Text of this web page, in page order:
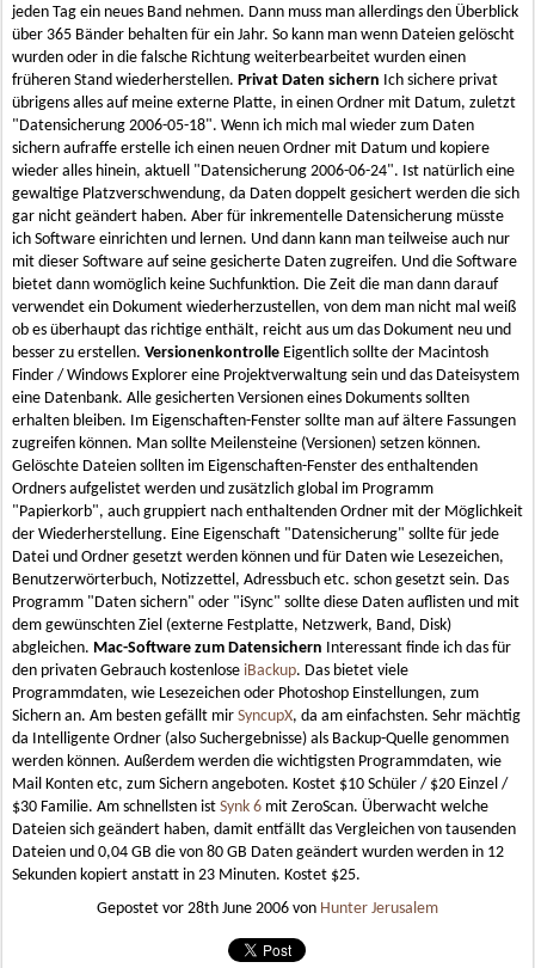
jeden Tag ein neues Band nehmen. Dann muss man allerdings den Überblick
über 365 Bänder behalten für ein Jahr. So kann man wenn Dateien gelöscht
wurden oder in die falsche Richtung weiterbearbeitet wurden einen
früheren Stand wiederherstellen. Privat Daten sichern Ich sichere privat
übrigens alles auf meine externe Platte, in einen Ordner mit Datum, zuletzt
"Datensicherung 2006-05-18". Wenn ich mich mal wieder zum Daten
sichern aufraffe erstelle ich einen neuen Ordner mit Datum und kopiere
wieder alles hinein, aktuell "Datensicherung 2006-06-24". Ist natürlich eine
gewaltige Platzverschwendung, da Daten doppelt gesichert werden die sich
gar nicht geändert haben. Aber für inkrementelle Datensicherung müsste
ich Software einrichten und lernen. Und dann kann man teilweise auch nur
mit dieser Software auf seine gesicherte Daten zugreifen. Und die Software
bietet dann womöglich keine Suchfunktion. Die Zeit die man dann darauf
verwendet ein Dokument wiederherzustellen, von dem man nicht mal weiß
ob es überhaupt das richtige enthält, reicht aus um das Dokument neu und
besser zu erstellen. Versionenkontrolle Eigentlich sollte der Macintosh
Finder / Windows Explorer eine Projektverwaltung sein und das Dateisystem
eine Datenbank. Alle gesicherten Versionen eines Dokuments sollten
erhalten bleiben. Im Eigenschaften-Fenster sollte man auf ältere Fassungen
zugreifen können. Man sollte Meilensteine (Versionen) setzen können.
Gelöschte Dateien sollten im Eigenschaften-Fenster des enthaltenden
Ordners aufgelistet werden und zusätzlich global im Programm
"Papierkorb", auch gruppiert nach enthaltenden Ordner mit der Möglichkeit
der Wiederherstellung. Eine Eigenschaft "Datensicherung" sollte für jede
Datei und Ordner gesetzt werden können und für Daten wie Lesezeichen,
Benutzerwörterbuch, Notizzettel, Adressbuch etc. schon gesetzt sein. Das
Programm "Daten sichern" oder "iSync" sollte diese Daten auflisten und mit
dem gewünschten Ziel (externe Festplatte, Netzwerk, Band, Disk)
abgleichen. Mac-Software zum Datensichern Interessant finde ich das für
den privaten Gebrauch kostenlose iBackup. Das bietet viele
Programmdaten, wie Lesezeichen oder Photoshop Einstellungen, zum
Sichern an. Am besten gefällt mir SyncupX, da am einfachsten. Sehr mächtig
da Intelligente Ordner (also Suchergebnisse) als Backup-Quelle genommen
werden können. Außerdem werden die wichtigsten Programmdaten, wie
Mail Konten etc, zum Sichern angeboten. Kostet $10 Schüler / $20 Einzel /
$30 Familie. Am schnellsten ist Synk 6 mit ZeroScan. Überwacht welche
Dateien sich geändert haben, damit entfällt das Vergleichen von tausenden
Dateien und 0,04 GB die von 80 GB Daten geändert wurden werden in 12
Sekunden kopiert anstatt in 23 Minuten. Kostet $25.
Gepostet vor 28th June 2006 von Hunter Jerusalem